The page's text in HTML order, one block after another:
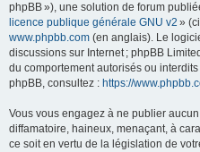
phpBB »), une solution de forum
licence publique générale GNU v2 »
www.phpbb.com (en anglais). Le
discussions sur Internet ; phpBB
du comportement autorisés ou
phpBB, consultez : https://
Vous vous engagez à ne publier
diffamatoire, haineux, menaçant, à
ce soit en vertu de la législation de